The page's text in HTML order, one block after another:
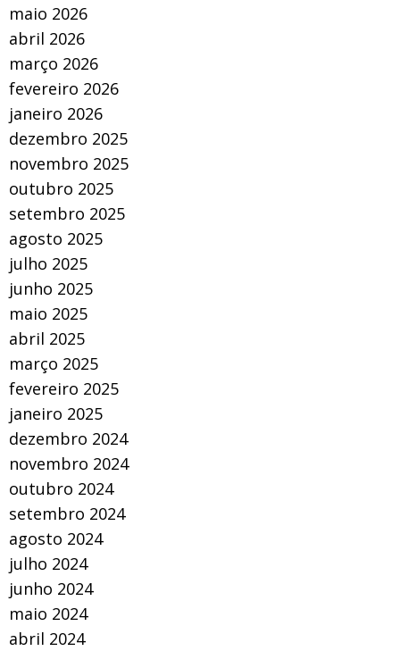
maio 2026
abril 2026
março 2026
fevereiro 2026
janeiro 2026
dezembro 2025
novembro 2025
outubro 2025
setembro 2025
agosto 2025
julho 2025
junho 2025
maio 2025
abril 2025
março 2025
fevereiro 2025
janeiro 2025
dezembro 2024
novembro 2024
outubro 2024
setembro 2024
agosto 2024
julho 2024
junho 2024
maio 2024
abril 2024